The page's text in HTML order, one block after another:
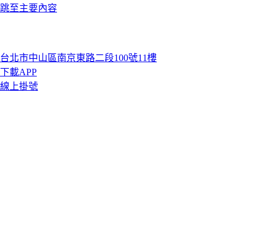
跳至主要內容
台北市中山區南京東路二段100號11樓
下載APP
線上掛號